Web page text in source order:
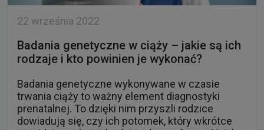
Badania genetyczne w ciąży – jakie są ich
rodzaje i kto powinien je wykonać?
Badania genetyczne wykonywane w czasie
trwania ciąży to ważny element diagnostyki
dowiadują się, czy ich potomek, który wkrótce
przyjdzie na świat, będzie zdrowy. Sprawdź, jak
wygląda diagnostyka prenatalna i w jakich
konkretnych sytuacjach jest ona nieodzowna.